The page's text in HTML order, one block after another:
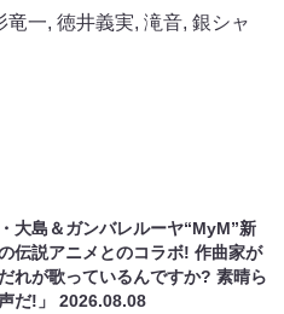
竜一, 徳井義実, 滝音, 銀シャ
大島＆ガンバレルーヤ“MyM”新
伝説アニメとのコラボ! 作曲家が
れが歌っているんですか? 素晴ら
だ!」2026.08.08